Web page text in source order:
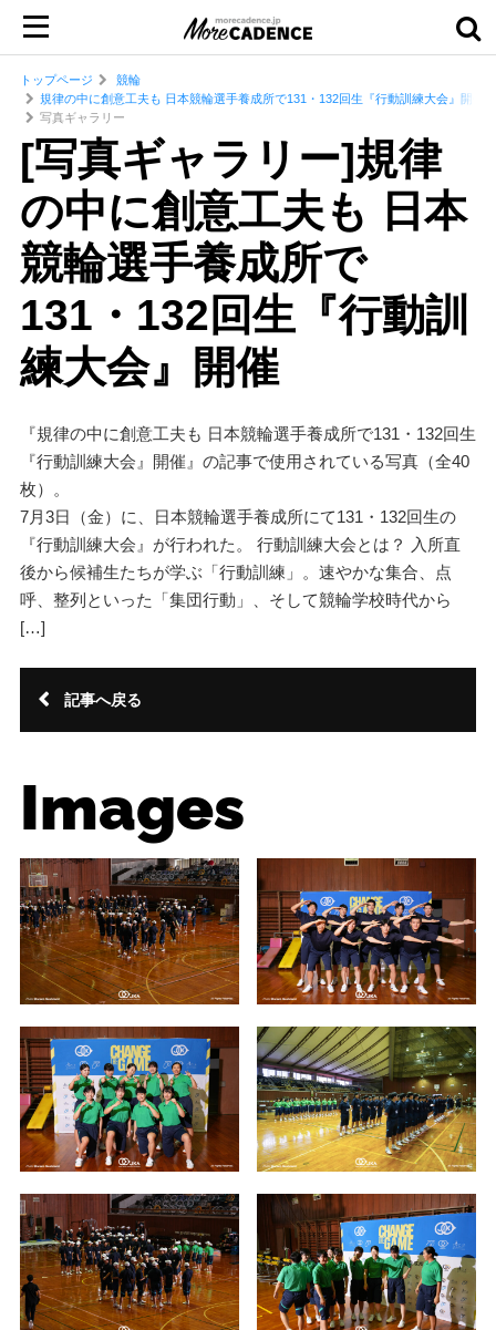
トップページ
競輪
規律の中に創意工夫も 日本競輪選手養成所で131・132回生『行動訓練大会』開催
写真ギャラリー
[写真ギャラリー]規律
の中に創意工夫も 日本
競輪選手養成所で
131・132回生『行動訓
練大会』開催
『規律の中に創意工夫も 日本競輪選手養成所で131・132回生
『行動訓練大会』開催』の記事で使用されている写真（全40
枚）。
7月3日（金）に、日本競輪選手養成所にて131・132回生の
『行動訓練大会』が行われた。 行動訓練大会とは？ 入所直
後から候補生たちが学ぶ「行動訓練」。速やかな集合、点
呼、整列といった「集団行動」、そして競輪学校時代から
[…]
記事へ戻る
Images